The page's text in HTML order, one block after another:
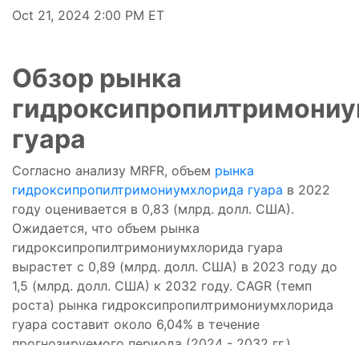
Oct 21, 2024 2:00 PM ET
Обзор рынка
гуара
Согласно анализу MRFR, объем рынка
гидроксипропилтримониумхлорида гуара в 2022
году оценивается в 0,83 (млрд. долл. США).
Ожидается, что объем рынка
гидроксипропилтримониумхлорида гуара
вырастет с 0,89 (млрд. долл. США) в 2023 году до
1,5 (млрд. долл. США) к 2032 году. CAGR (темп
роста) рынка гидроксипропилтримониумхлорида
гуара составит около 6,04% в течение